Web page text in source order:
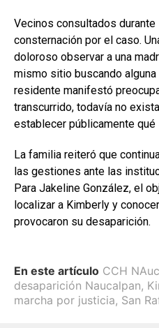
Vecinos consultados
consternación por el caso.
doloroso observar a una
mismo sitio buscando
residente manifestó
transcurrido, todavía no
establecer públicamente qué
La familia reiteró que
las gestiones ante las
Para Jakeline González, el
localizar a Kimberly y
provocaron su desaparición.
En este artículo CCH
desaparición Naucalpan,
marcha por justicia, San